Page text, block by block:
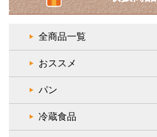
全商品一覧
おススメ
パン
冷蔵食品